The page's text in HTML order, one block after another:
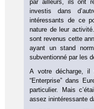
par ailleurs, ils ont
investis dans
intéressants de ce
nature de leur
sont revenus cette
ayant un stand
subventionné par les
A votre décharge,
“Enterprise” dans
particulier. Mais
assez inintéressante